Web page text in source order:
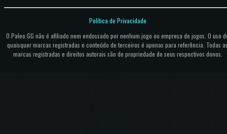
O Paleo.GG não é afiliado nem endossado por nenhum jogo ou empresa de jogos. O uso
quaisquer marcas registradas e conteúdo de terceiros é apenas para referência. Todas
marcas registradas e direitos autorais são de propriedade de seus respectivos donos.
Política de Privacidade